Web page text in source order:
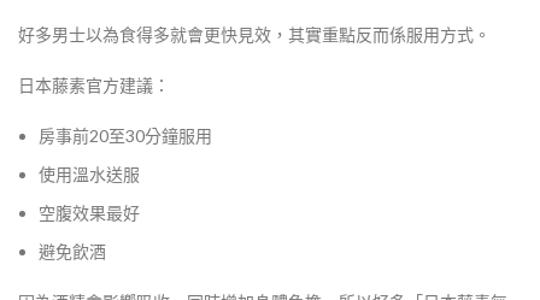
好多男士以為食得多就會更快見效，其實重點反而係服用方式。
日本藤素官方建議：
房事前20至30分鐘服用
使用溫水送服
空腹效果最好
避免飲酒